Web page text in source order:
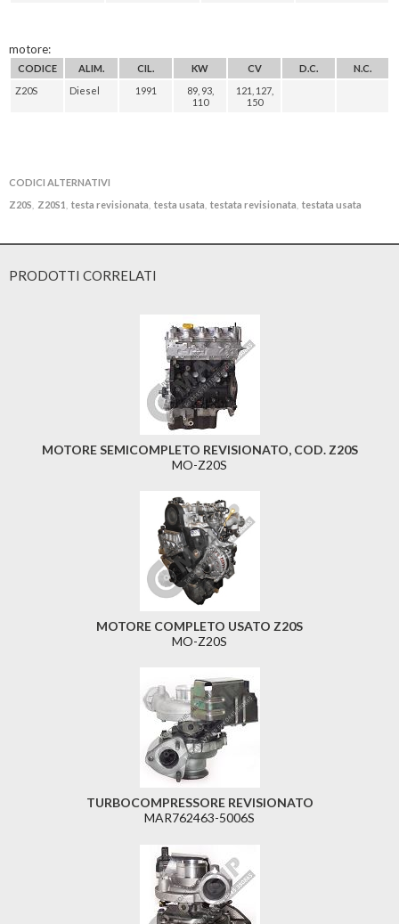
motore:
CODICE ALIM. CIL. KW CV D.C.
N.C.
Z20S
Diesel 1991
89, 93,
110
121, 127,
150
CODICI ALTERNATIVI
Z20S
Z20S1 testa revisionata testa usata testata revisionata testata usata
PRODOTTI CORRELATI
MOTORE SEMICOMPLETO REVISIONATO, COD. Z20S
MO-Z20S
MOTORE COMPLETO USATO Z20S
MO-Z20S
TURBOCOMPRESSORE REVISIONATO
MAR762463-5006S